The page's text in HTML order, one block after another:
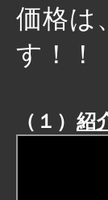
価格
す！！
（１） 紹